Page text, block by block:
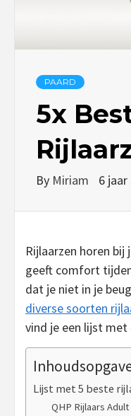
PAARD
5x
By Miriam 6 jaar
Rijlaarzen horen
geeft comfort
dat je niet in je
diverse soorten
vind je een lijst
Lijst met 5 beste
QHP Rijlaars Adult